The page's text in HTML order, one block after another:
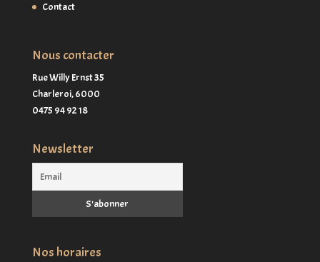
Contact
Nous contacter
Rue Willy Ernst 35
Charleroi,6000
0475 94 92 18
Newsletter
Nos horaires